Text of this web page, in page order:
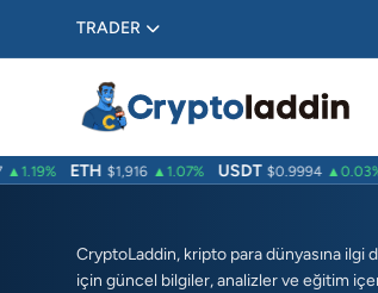
TRADER
ETH $1,916 ▲1.07% USDT $0.9994 ▲0.03%
CryptoLaddin, kripto para dünyasına ilgi
için güncel bilgiler, analizler ve eğitim